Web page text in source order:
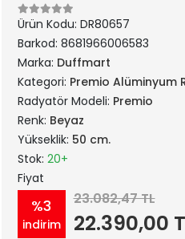
Ürün Kodu: DR80657
Barkod: 8681966006583
Marka: Duffmart
Kategori: Premio Alüminyum
Radyatör Modeli: Premio
Renk: Beyaz
Yükseklik: 50 cm.
Stok: 20+
Fiyat
%3
indirim
23.082,47 TL
22.390,00